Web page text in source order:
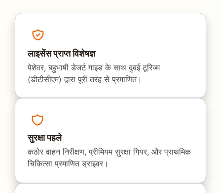
लाइसेंस प्राप्त विशेषज्ञ
पेशेवर, बहुभाषी डेजर्ट गाइड के साथ दुबई टूरिज्म
(डीटीसीएम) द्वारा पूरी तरह से प्रमाणित।
सुरक्षा पहले
कठोर वाहन निरीक्षण, प्रीमियम सुरक्षा गियर, और प्राथमिक
चिकित्सा प्रमाणित ड्राइवर।